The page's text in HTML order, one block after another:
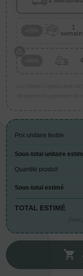
1
Prix unitaire textile
Sous-total unitaire
Quantité produit
Sous-total estimé
TOTAL ESTIMÉ
(Hors
